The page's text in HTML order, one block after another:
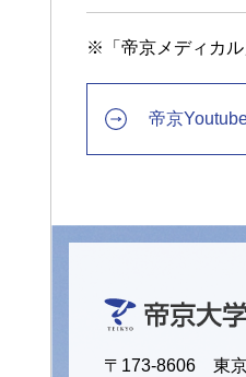
※「帝京メディカ
帝京
〒173-8606 東